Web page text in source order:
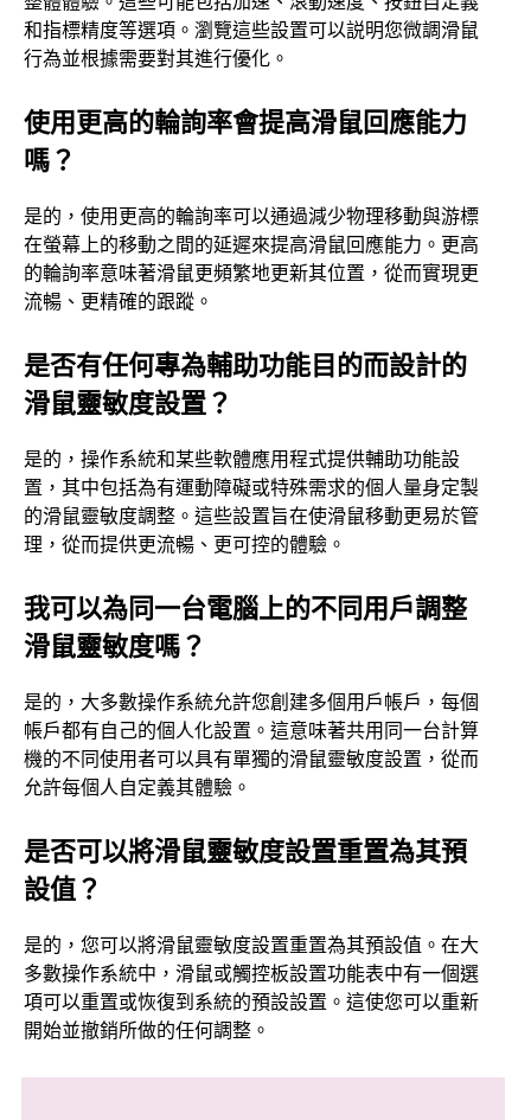
和指標精度等選項。瀏覽這些設置可以説明您微調滑鼠
行為並根據需要對其進行優化。
使用更高的輪詢率會提高滑鼠回應能力
嗎？
是的，使用更高的輪詢率可以通過減少物理移動與游標
在螢幕上的移動之間的延遲來提高滑鼠回應能力。更高
的輪詢率意味著滑鼠更頻繁地更新其位置，從而實現更
流暢、更精確的跟蹤。
是否有任何專為輔助功能目的而設計的
滑鼠靈敏度設置？
是的，操作系統和某些軟體應用程式提供輔助功能設
置，其中包括為有運動障礙或特殊需求的個人量身定製
的滑鼠靈敏度調整。這些設置旨在使滑鼠移動更易於管
理，從而提供更流暢、更可控的體驗。
我可以為同一台電腦上的不同用戶調整
滑鼠靈敏度嗎？
是的，大多數操作系統允許您創建多個用戶帳戶，每個
帳戶都有自己的個人化設置。這意味著共用同一台計算
機的不同使用者可以具有單獨的滑鼠靈敏度設置，從而
允許每個人自定義其體驗。
是否可以將滑鼠靈敏度設置重置為其預
設值？
是的，您可以將滑鼠靈敏度設置重置為其預設值。在大
多數操作系統中，滑鼠或觸控板設置功能表中有一個選
項可以重置或恢復到系統的預設設置。這使您可以重新
開始並撤銷所做的任何調整。